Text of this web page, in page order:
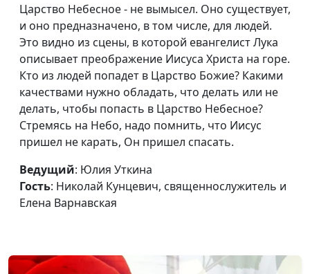
Кунцевич,
священнослужитель и
Елена Варнавская
Апостолы Христа.
Служение учеников
Юлия Уткина, Николай
Кунцевич,
священнослужитель и
Елена Варнавская
#18
Что Бог хочет от
человека?
Юлия Уткина, Николай
Елена Варнавская
Магдалина
священнослужитель
Царство Небесное - не вымысел. Оно существует,
и оно предназначено, в том числе, для людей.
Это видно из сцены, в которой евангелист Лука
описывает преображение Иисуса Христа на горе.
Кто из людей попадет в Царство Божие? Какими
качествами нужно обладать, что делать или не
делать, чтобы попасть в Царство Небесное?
Стремясь на Небо, надо помнить, что Иисус
пришел не карать, Он пришел спасать.
Ведущий: Юлия Уткина
Гость: Николай Кунцевич, священнослужитель и
Елена Варнавская